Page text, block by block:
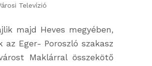
Televízió
majd Heves megyében,
az Eger- Poroszló szakasz
Maklárral összekötő